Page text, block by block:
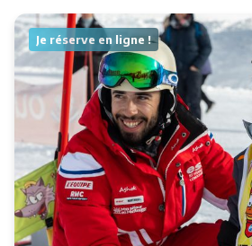
Hébergements
Activités
Restaurants
Services
Animations
Je réserve en ligne !